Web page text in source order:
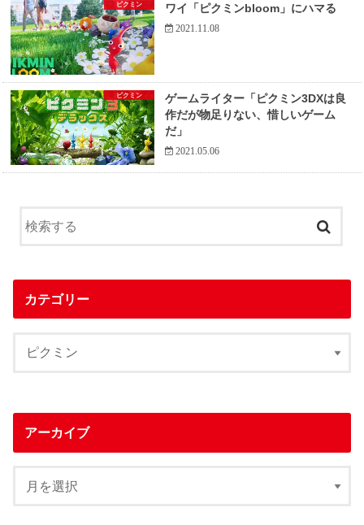
ピクミン ワイ「ピクミンbloom」にハマる
2021.11.08
ピクミン
ゲームライター「ピクミン3DXは良
作だが物足りない、惜しいゲーム
だ」
2021.05.06
カテゴリー
アーカイブ